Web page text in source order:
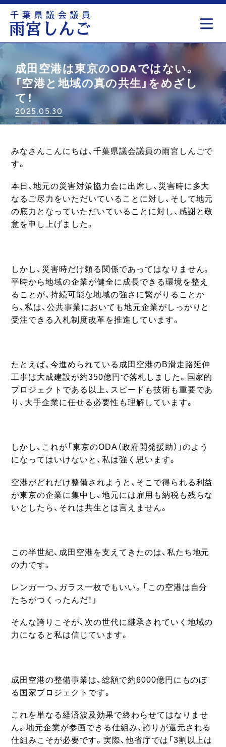
成田空港は東京のODAではない。
「空港と地域の真の共生」をめざし
て！
2025.05.30
みなさんこんにちは、千葉県議会議員の雨宮しんごで
す。
本日、地元の災害対策協力会に出席し、災害時に多大
なるご尽力をいただいていることに対し、そして地元
の底力となっていただいていることに対し、感謝と敬
意を申し上げました。
しかし、災害時だけ頼る関係であってはなりません。
平時から地域の企業が健全に成長できる環境を整え
ることが、持続可能な地域の強さに繋がりることか
ら、私は、公共事業においても地元企業がしっかりと
受注できる入札制度改革を推進しています。
たとえば、今進められている成田空港のB滑走路延伸
工事は大成建設が約350億円で落札しました。国家的
プロジェクトである以上、スピードも技術も重要であ
り、大手企業に任せる必要性も理解しています。
しかし、これが「東京のODA（政府開発援助）」のよう
になってはいけないと、私は強く思います。
空港がどれだけ整備されようと、そこで得られる利益
が東京の企業に集中し、地元には雇用も納税も残らな
いとしたら、それは共生とは言えません。
この半世紀、成田空港を支えてきたのは、私たち地元
の力です。
レンガ一つ、ガラス一枚でもいい。「この空港は自分
たちがつくったんだ！」
そんな誇りこそが、次の世代に継承されていく地域の
力になると私は信じています。
成田空港の整備事業は、総額で約6000億円にものぼ
る国家プロジェクトです。
これを単なる経済波及効果で終わらせてはなりませ
ん。地元企業が参画できる仕組み、誇りが還元される
仕組みこそが必要です。実際、他省庁では「3割以上は